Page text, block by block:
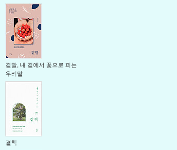
곁말, 내 곁에서 꽃으로 피는
우리말
곁책